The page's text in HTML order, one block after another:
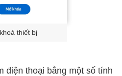
thiết bị
điện thoại bằng một số tính